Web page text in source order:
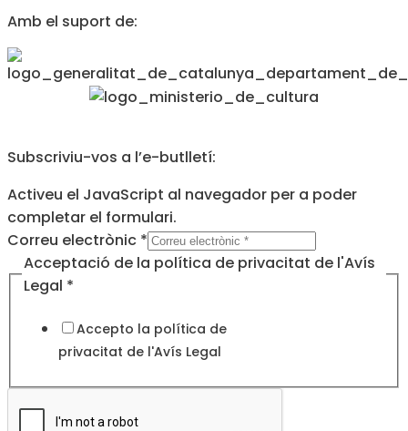
Amb el suport de:
Subscriviu-vos a l’e-butlletí:
Activeu el JavaScript al navegador per a poder
completar el formulari.
Legal
de
Correu electrònic *
Acceptació de la política de privacitat de l'Avís
Legal *
Accepto la política de
privacitat de l'Avís Legal